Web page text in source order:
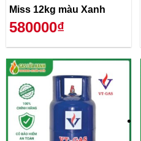
Miss 12kg màu Xanh
580000₫